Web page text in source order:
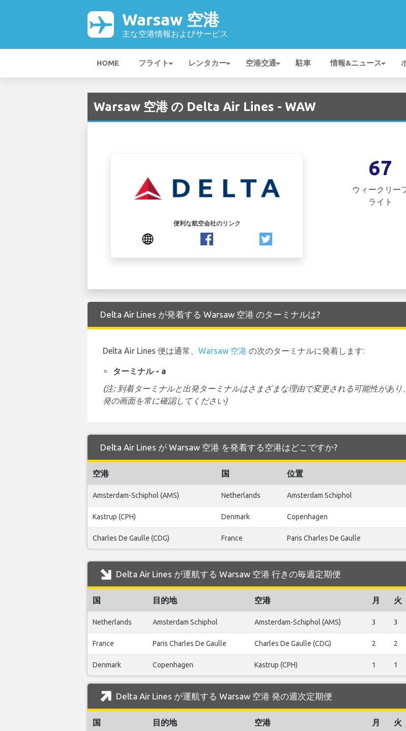
Warsaw 空港
主な空港情報およびサービス
HOME フライト レンタカー 空港交通 駐車 情報&ニュース
Warsaw 空港 の Delta Air Lines - WAW
便利な航空会社のリンク
67
ウィークリー
ライト
Delta Air Lines が発着する Warsaw 空港 のターミナルは?
Delta Air Lines 便は通常、 Warsaw 空港 の次のターミナルに発着します:
ターミナル - a
(注: 到着ターミナルと出発ターミナルはさまざまな理由で変更される可能性があ
発の画面を常に確認してください)
Delta Air Lines が Warsaw 空港 を発着する空港はどこですか?
空港 国 位置
Amsterdam-Schiphol (AMS) Netherlands Amsterdam Schiphol
Kastrup (CPH) Denmark Copenhagen
Charles De Gaulle (CDG) France Paris Charles De Gaulle
Delta Air Lines が運航する Warsaw 空港 行きの毎週定期便
国 目的地 空港 月 火
Netherlands Amsterdam Schiphol Amsterdam-Schiphol (AMS) 3 3
France Paris Charles De Gaulle Charles De Gaulle (CDG) 2 2
Denmark Copenhagen Kastrup (CPH) 1 1
Delta Air Lines が運航する Warsaw 空港 発の週次定期便
国 目的地 空港 月 火